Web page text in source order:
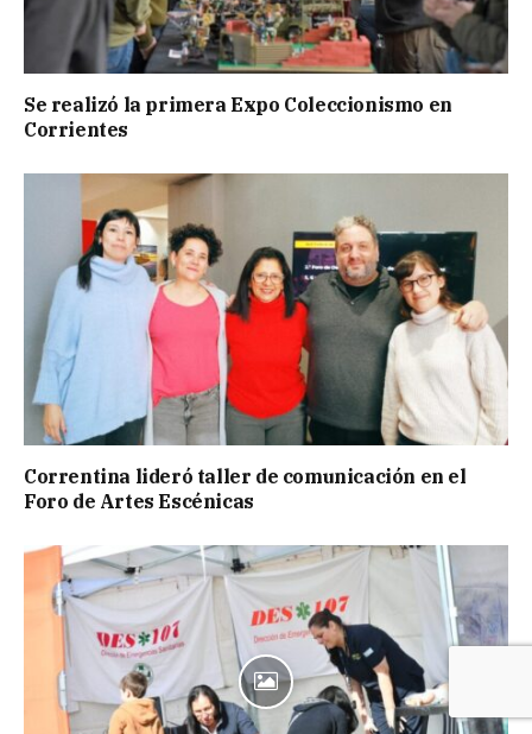
Se realizó la primera Expo Coleccionismo en
Corrientes
Correntina lideró taller de comunicación en el
Foro de Artes Escénicas